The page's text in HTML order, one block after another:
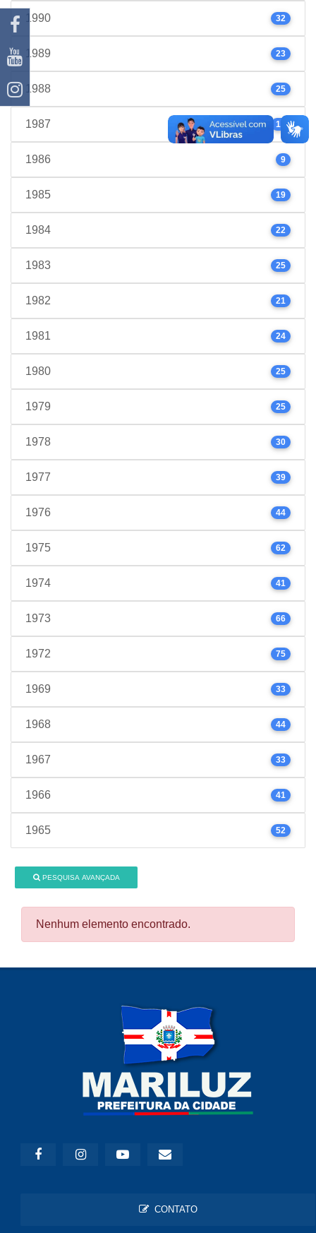
1990 32
1989 23
1988 25
1987 17
1986 9
1985 19
1984 22
1983 25
1982 21
1981 24
1980 25
1979 25
1978 30
1977 39
1976 44
1975 62
1974 41
1973 66
1972 75
1969 33
1968 44
1967 33
1966 41
1965 52
PESQUISA AVANÇADA
Nenhum elemento encontrado.
CONTATO